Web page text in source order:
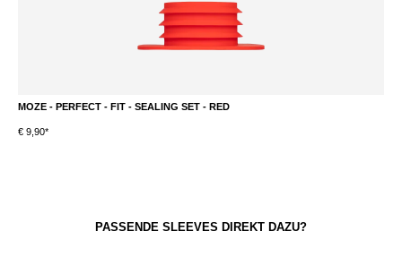
MOZE - PERFECT - FIT - SEALING SET - RED
€ 9,90*
PASSENDE SLEEVES DIREKT DAZU?